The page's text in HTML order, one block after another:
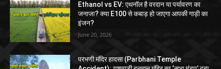
Ethanol vs EV: एथनॉल है वरदान या पर्यावरण का
जनाजा? क्या E100 से कबाड़ हो जाएगा आपकी गाड़ी का
इंजन?
June 20, 2026
परभणी मंदिर हादसा (Parbhani Temple